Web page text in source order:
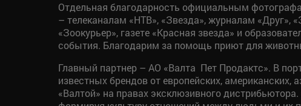
Отдельная благодарность официальным
– телеканалам «НТВ», «Звезда», журналам «Друг»,
«Зоокурьер», газете «Красная звезда» и
события. Благодарим за помощь приют для
Главный партнер – АО «Валта Пет Продактс». В
известных брендов от европейских, американских,
«Валтой» на правах эксклюзивного